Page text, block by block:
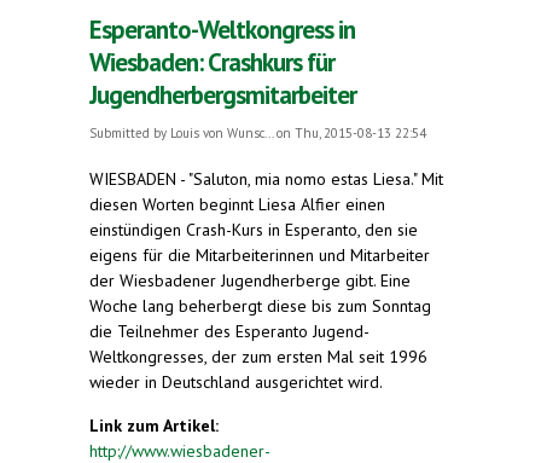
Esperanto-Weltkongress in
Wiesbaden: Crashkurs für
Jugendherbergsmitarbeiter
Submitted by Louis von Wunsc... on Thu, 2015-08-13 22:54
WIESBADEN - "Saluton, mia nomo estas Liesa." Mit
diesen Worten beginnt Liesa Alfier einen
einstündigen Crash-Kurs in Esperanto, den sie
eigens für die Mitarbeiterinnen und Mitarbeiter
der Wiesbadener Jugendherberge gibt. Eine
Woche lang beherbergt diese bis zum Sonntag
die Teilnehmer des Esperanto Jugend-
Weltkongresses, der zum ersten Mal seit 1996
wieder in Deutschland ausgerichtet wird.
Link zum Artikel:
http://www.wiesbadener-